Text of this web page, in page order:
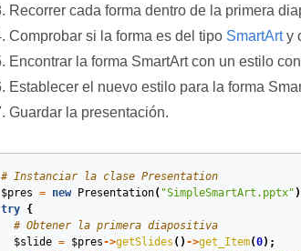
Recorrer cada forma dentro de la primera
Comprobar si la forma es del tipo SmartArty
Encontrar la forma SmartArt con un estilo
Establecer el nuevo estilo para la forma
Guardar la presentación.
# Instanciar la clase Presentation
$pres = new Presentation( "SimpleSmartArt.pptx"
try
{
# Obtener la primera diapositiva
$slide = $pres->getSlides () ->get_Item(0);